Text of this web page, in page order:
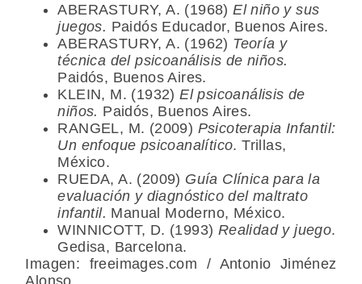
ABERASTURY, A. (1968)El niño y sus
juegos. Paidós Educador, Buenos Aires.
ABERASTURY, A. (1962) Teoría y
técnica del psicoanálisis de niños.
Paidós, Buenos Aires.
KLEIN, M. (1932)El psicoanálisis de
niños. Paidós, Buenos Aires.
RANGEL, M. (2009) Psicoterapia Infantil:
Un enfoque psicoanalítico. Trillas,
México.
RUEDA, A. (2009) Guía Clínica para la
evaluación y diagnóstico del maltrato
infantil. Manual Moderno, México.
WINNICOTT, D. (1993) Realidad y juego.
Gedisa, Barcelona.
Imagen: freeimages.com / Antonio Jiménez
Alonso